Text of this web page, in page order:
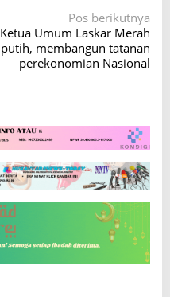
Pos berikutnya
Ketua Umum Laskar Merah
putih, membangun tatanan
perekonomian Nasional